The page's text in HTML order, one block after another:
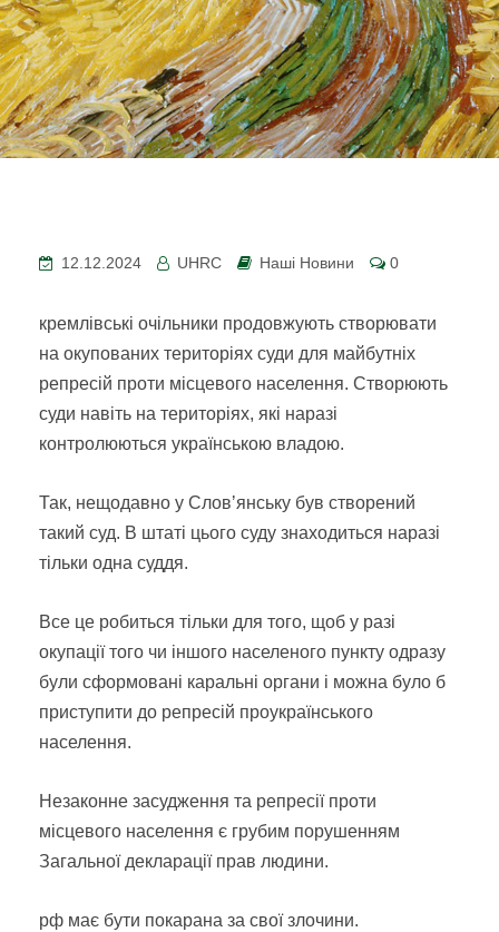
12.12.2024 UHRC Наші Новини 0
кремлівські очільники продовжують створювати
на окупованих територіях суди для майбутніх
репресій проти місцевого населення. Створюють
суди навіть на територіях, які наразі
контролюються українською владою.
Так, нещодавно у Словʼянську був створений
такий суд. В штаті цього суду знаходиться наразі
тільки одна суддя.
Все це робиться тільки для того, щоб у разі
окупації того чи іншого населеного пункту одразу
були сформовані каральні органи і можна було б
приступити до репресій проукраїнського
населення.
Незаконне засудження та репресії проти
місцевого населення є грубим порушенням
Загальної декларації прав людини.
рф має бути покарана за свої злочини.